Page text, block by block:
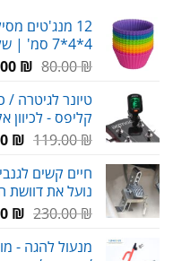
12 מנג'טים
4*4*7 סמ' | שלל צבעים
80.00₪
היה:
₪.
₪
טיונר לגיטרה /
קליפס - לכיוון
119.00₪
היה:
₪.
₪
חיים קשים
נועל את דוושת
230.00₪
היה:
₪
מנעול להגה -